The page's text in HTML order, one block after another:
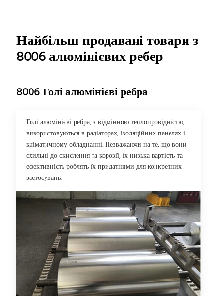
Найбільш продавані товари з
8006 алюмінієвих ребер
8006 Голі алюмінієві ребра
Голі алюмінієві ребра, з відмінною теплопровідністю,
використовуються в радіаторах, ізоляційних панелях і
кліматичному обладнанні. Незважаючи на те, що вони
схильні до окислення та корозії, їх низька вартість та
ефективність роблять їх придатними для конкретних
застосувань.